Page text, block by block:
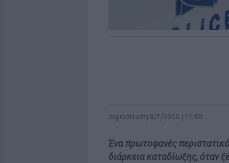
Δημοσίευση 8/7/2026 | 11:50
Ένα πρωτοφανές
διάρκεια καταδίωξης, όταν